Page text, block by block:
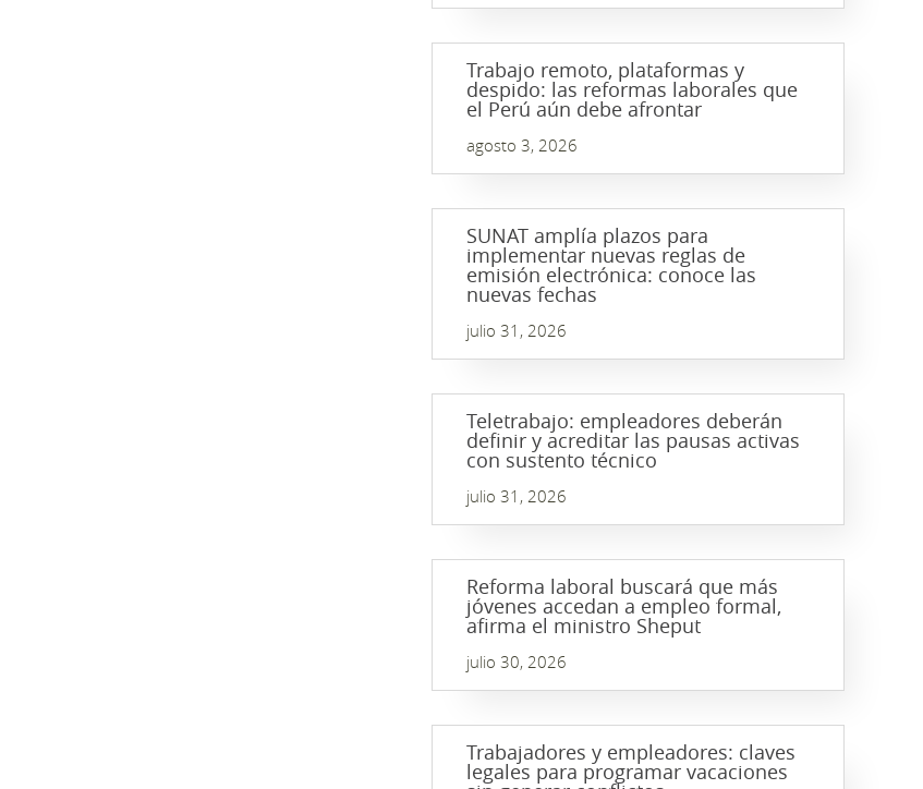
Trabajo remoto, plataformas y
despido: las reformas laborales que
el Perú aún debe afrontar
agosto 3, 2026
SUNAT amplía plazos para
implementar nuevas reglas de
emisión electrónica: conoce las
nuevas fechas
julio 31, 2026
Teletrabajo: empleadores deberán
definir y acreditar las pausas activas
con sustento técnico
julio 31, 2026
Reforma laboral buscará que más
jóvenes accedan a empleo formal,
afirma el ministro Sheput
julio 30, 2026
Trabajadores y empleadores: claves
legales para programar vacaciones